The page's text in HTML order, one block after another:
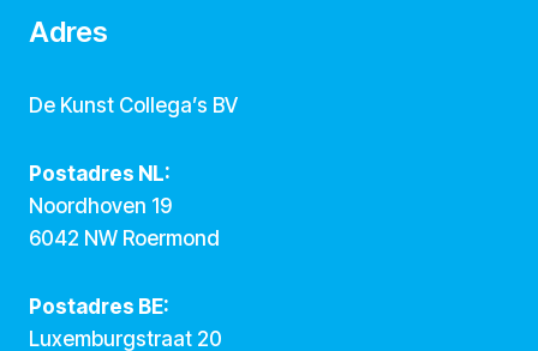
Adres
De Kunst Collega’s BV
Postadres NL:
Noordhoven 19
6042 NW Roermond
Postadres BE:
Luxemburgstraat 20